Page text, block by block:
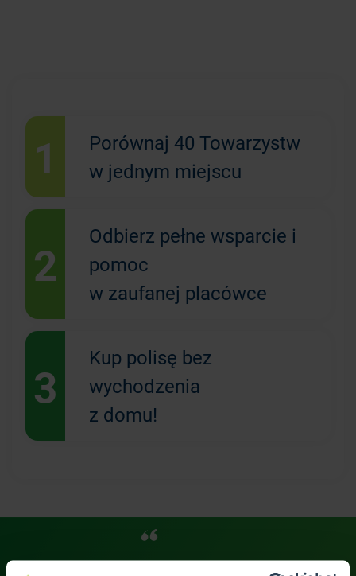
1
Porównaj 40 Towarzystw
w jednym miejscu
2
Odbierz pełne wsparcie i
pomoc
w zaufanej placówce
3
Kup polisę bez
wychodzenia
z domu!